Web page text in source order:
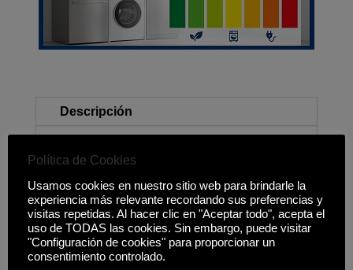
Descripción
Clasificación energética E
Dentro de un rango energético A+++ ? G
Capacidad total: 45L.
Consumo energético: 80Kwh/año.
Política de Cookies
Usamos cookies en nuestro sitio web para brindarle la
experiencia más relevante recordando sus preferencias y
visitas repetidas. Al hacer clic en "Aceptar todo", acepta el
uso de TODAS las cookies. Sin embargo, puede visitar
"Configuración de cookies" para proporcionar un
consentimiento controlado.